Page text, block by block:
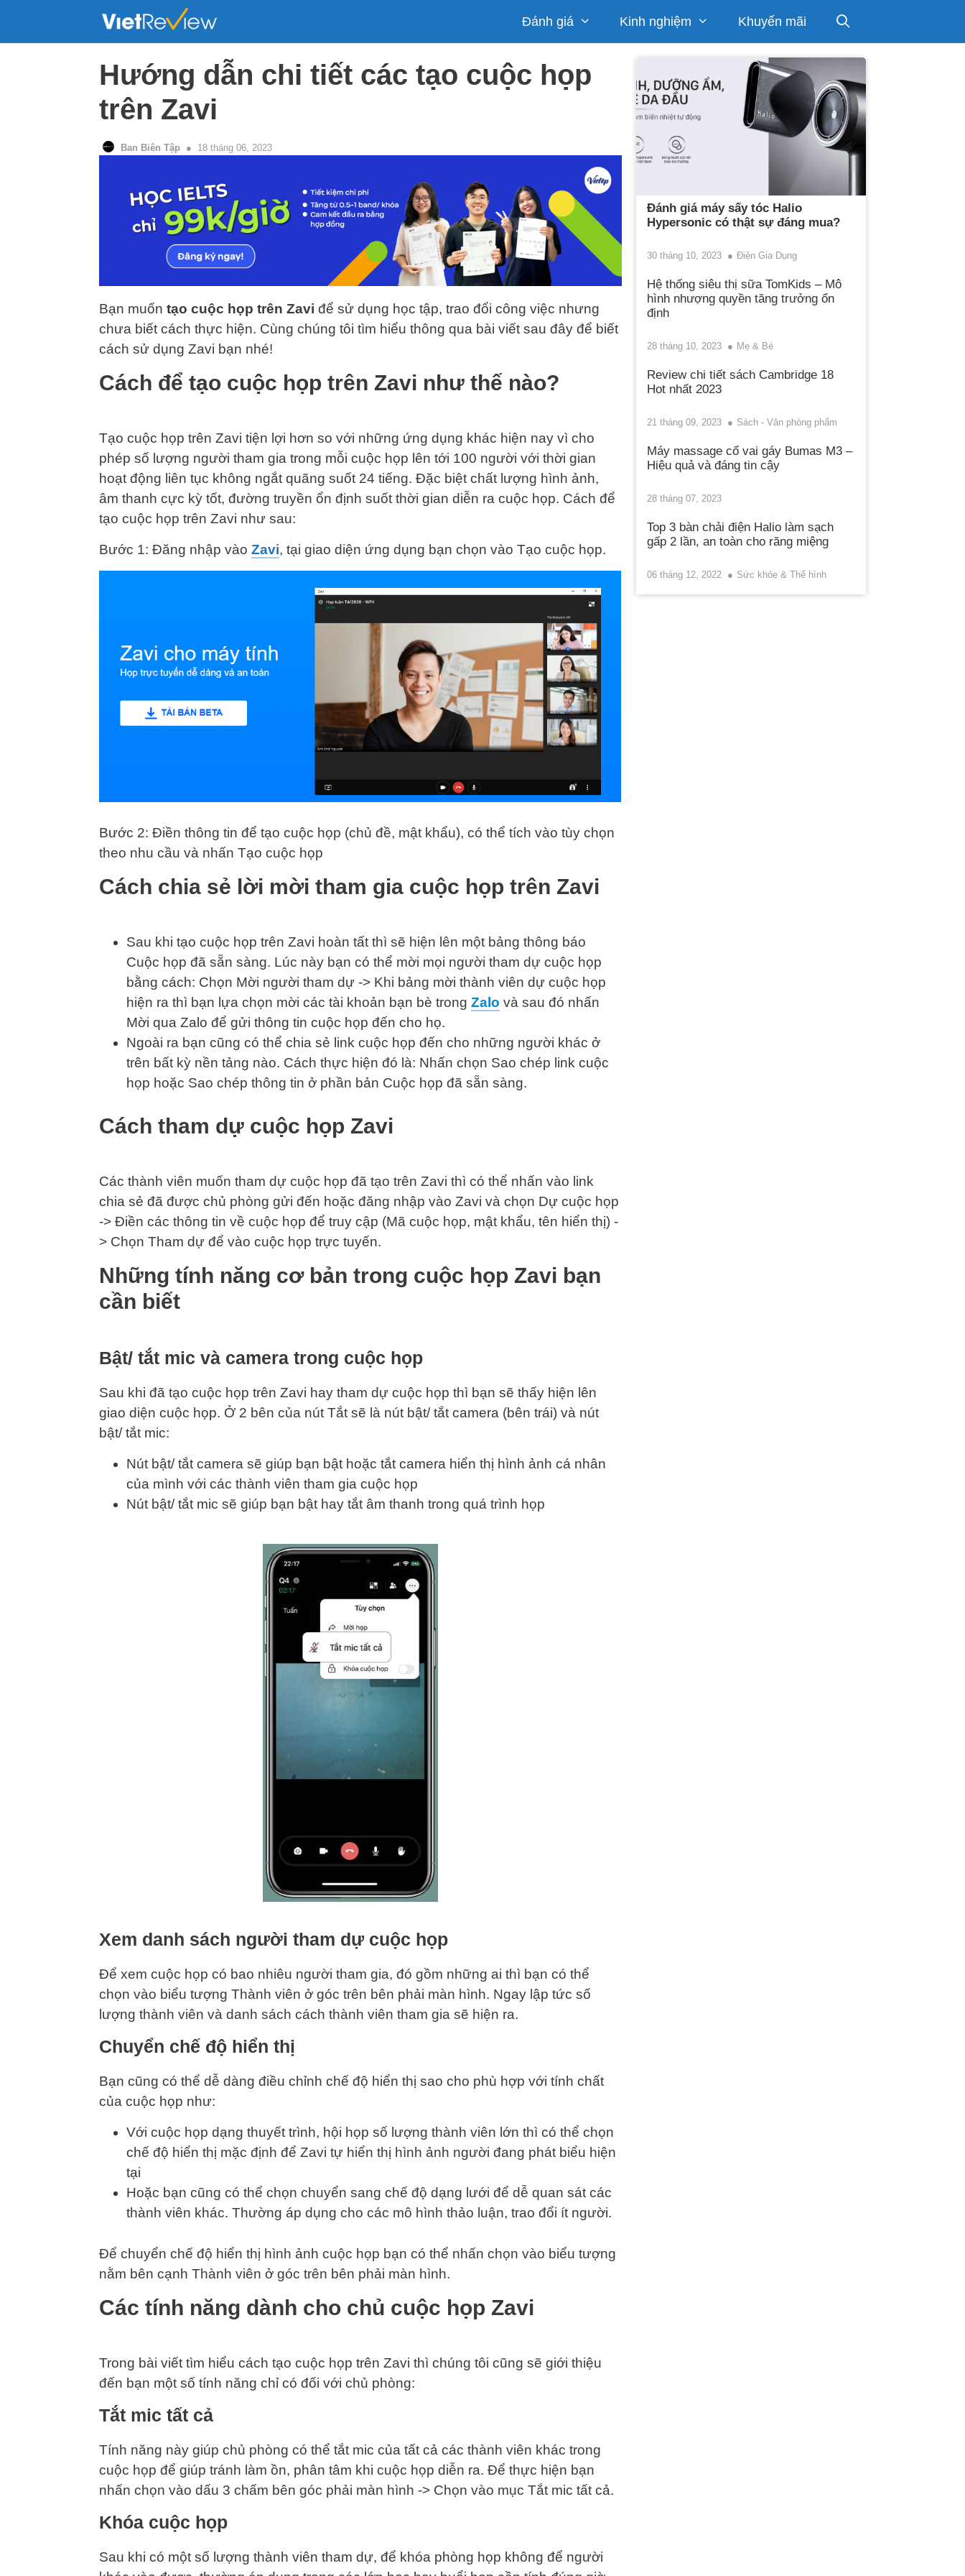
Đánh giá Kinh nghiệm Khuyến mãi
Hướng dẫn chi tiết các tạo cuộc họp
trên Zavi
Ban Biên Tập 18 tháng 06, 2023
Bạn muốn tạo cuộc họp trên Zavi để sử dụng học tập, trao đổi công việc nhưng
chưa biết cách thực hiện. Cùng chúng tôi tìm hiểu thông qua bài viết sau đây để biết
cách sử dụng Zavi bạn nhé!
Cách để tạo cuộc họp trên Zavi như thế nào?
Tạo cuộc họp trên Zavi tiện lợi hơn so với những ứng dụng khác hiện nay vì cho
phép số lượng người tham gia trong mỗi cuộc họp lên tới 100 người với thời gian
hoạt động liên tục không ngắt quãng suốt 24 tiếng. Đặc biệt chất lượng hình ảnh,
âm thanh cực kỳ tốt, đường truyền ổn định suốt thời gian diễn ra cuộc họp. Cách để
tạo cuộc họp trên Zavi như sau:
Bước 1: Đăng nhập vào Zavi, tại giao diện ứng dụng bạn chọn vào Tạo cuộc họp.
Bước 2: Điền thông tin để tạo cuộc họp (chủ đề, mật khẩu), có thể tích vào tùy chọn
theo nhu cầu và nhấn Tạo cuộc họp
Cách chia sẻ lời mời tham gia cuộc họp trên Zavi
Sau khi tạo cuộc họp trên Zavi hoàn tất thì sẽ hiện lên một bảng thông báo
Cuộc họp đã sẵn sàng. Lúc này bạn có thể mời mọi người tham dự cuộc họp
bằng cách: Chọn Mời người tham dự -> Khi bảng mời thành viên dự cuộc họp
hiện ra thì bạn lựa chọn mời các tài khoản bạn bè trong Zalo và sau đó nhấn
Mời qua Zalo để gửi thông tin cuộc họp đến cho họ.
Ngoài ra bạn cũng có thể chia sẻ link cuộc họp đến cho những người khác ở
trên bất kỳ nền tảng nào. Cách thực hiện đó là: Nhấn chọn Sao chép link cuộc
họp hoặc Sao chép thông tin ở phần bản Cuộc họp đã sẵn sàng.
Cách tham dự cuộc họp Zavi
Các thành viên muốn tham dự cuộc họp đã tạo trên Zavi thì có thể nhấn vào link
chia sẻ đã được chủ phòng gửi đến hoặc đăng nhập vào Zavi và chọn Dự cuộc họp
-> Điền các thông tin về cuộc họp để truy cập (Mã cuộc họp, mật khẩu, tên hiển thị) -
> Chọn Tham dự để vào cuộc họp trực tuyến.
Những tính năng cơ bản trong cuộc họp Zavi bạn
cần biết
Bật/ tắt mic và camera trong cuộc họp
Sau khi đã tạo cuộc họp trên Zavi hay tham dự cuộc họp thì bạn sẽ thấy hiện lên
giao diện cuộc họp. Ở 2 bên của nút Tắt sẽ là nút bật/ tắt camera (bên trái) và nút
bật/ tắt mic:
Nút bật/ tắt camera sẽ giúp bạn bật hoặc tắt camera hiển thị hình ảnh cá nhân
của mình với các thành viên tham gia cuộc họp
Nút bật/ tắt mic sẽ giúp bạn bật hay tắt âm thanh trong quá trình họp
Xem danh sách người tham dự cuộc họp
Để xem cuộc họp có bao nhiêu người tham gia, đó gồm những ai thì bạn có thể
chọn vào biểu tượng Thành viên ở góc trên bên phải màn hình. Ngay lập tức số
lượng thành viên và danh sách cách thành viên tham gia sẽ hiện ra.
Chuyển chế độ hiển thị
Bạn cũng có thể dễ dàng điều chỉnh chế độ hiển thị sao cho phù hợp với tính chất
của cuộc họp như:
Với cuộc họp dạng thuyết trình, hội họp số lượng thành viên lớn thì có thể chọn
chế độ hiển thị mặc định để Zavi tự hiển thị hình ảnh người đang phát biểu hiện
tại
Hoặc bạn cũng có thể chọn chuyển sang chế độ dạng lưới để dễ quan sát các
thành viên khác. Thường áp dụng cho các mô hình thảo luận, trao đổi ít người.
Để chuyển chế độ hiển thị hình ảnh cuộc họp bạn có thể nhấn chọn vào biểu tượng
nằm bên cạnh Thành viên ở góc trên bên phải màn hình.
Các tính năng dành cho chủ cuộc họp Zavi
Trong bài viết tìm hiểu cách tạo cuộc họp trên Zavi thì chúng tôi cũng sẽ giới thiệu
đến bạn một số tính năng chỉ có đối với chủ phòng:
Tắt mic tất cả
Tính năng này giúp chủ phòng có thể tắt mic của tất cả các thành viên khác trong
cuộc họp để giúp tránh làm ồn, phân tâm khi cuộc họp diễn ra. Để thực hiện bạn
nhấn chọn vào dấu 3 chấm bên góc phải màn hình -> Chọn vào mục Tắt mic tất cả.
Khóa cuộc họp
Sau khi có một số lượng thành viên tham dự, để khóa phòng họp không để người
Đánh giá máy sấy tóc Halio
Hypersonic có thật sự đáng mua?
30 tháng 10, 2023 Điện Gia Dụng
Hệ thống siêu thị sữa TomKids – Mô
hình nhượng quyền tăng trưởng ổn
định
28 tháng 10, 2023 Mẹ & Bé
Review chi tiết sách Cambridge 18
Hot nhất 2023
21 tháng 09, 2023 Sách - Văn phòng phẩm
Máy massage cổ vai gáy Bumas M3 –
Hiệu quả và đáng tin cậy
28 tháng 07, 2023
Top 3 bàn chải điện Halio làm sạch
gấp 2 lần, an toàn cho răng miệng
06 tháng 12, 2022 Sức khỏe & Thể hình